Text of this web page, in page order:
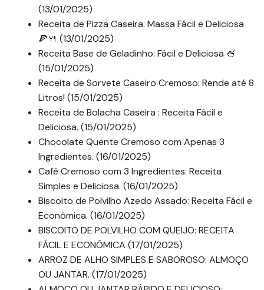
(13/01/2025)
Receita de Pizza Caseira: Massa Fácil e Deliciosa
🍕🍴 (13/01/2025)
Receita Base de Geladinho: Fácil e Deliciosa 🍧
(15/01/2025)
Receita de Sorvete Caseiro Cremoso: Rende até 8
Litros! (15/01/2025)
Receita de Bolacha Caseira : Receita Fácil e
Deliciosa. (15/01/2025)
Chocolate Quente Cremoso com Apenas 3
Ingredientes. (16/01/2025)
Café Cremoso com 3 Ingredientes: Receita
Simples e Deliciosa. (16/01/2025)
Biscoito de Polvilho Azedo Assado: Receita Fácil e
Econômica. (16/01/2025)
BISCOITO DE POLVILHO COM QUEIJO: RECEITA
FÁCIL E ECONÔMICA (17/01/2025)
ARROZ DE ALHO SIMPLES E SABOROSO: ALMOÇO
OU JANTAR. (17/01/2025)